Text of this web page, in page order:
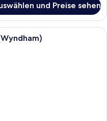
und Preise sehen
modernes Schlafzimmer mit